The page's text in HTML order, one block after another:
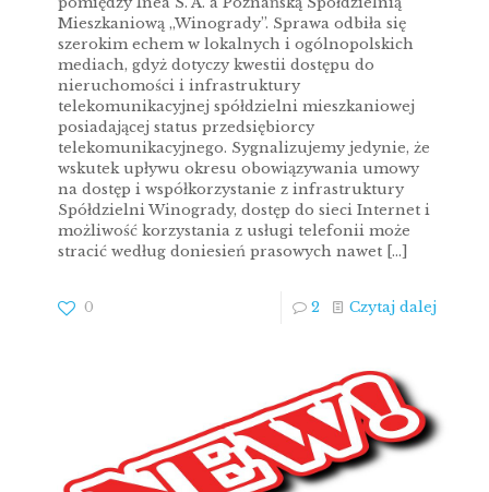
Mieszkaniową „Winogrady”. Sprawa odbiła się
szerokim echem w lokalnych i ogólnopolskich
mediach, gdyż dotyczy kwestii dostępu do
nieruchomości i infrastruktury
telekomunikacyjnej spółdzielni mieszkaniowej
posiadającej status przedsiębiorcy
telekomunikacyjnego. Sygnalizujemy jedynie, że
wskutek upływu okresu obowiązywania umowy
na dostęp i współkorzystanie z infrastruktury
Spółdzielni Winogrady, dostęp do sieci Internet i
możliwość korzystania z usługi telefonii może
stracić według doniesień prasowych nawet […]
0 2 Czytaj dalej